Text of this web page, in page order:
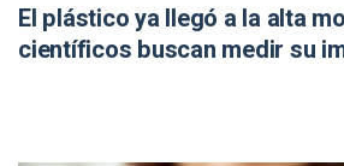
El plástico ya llegó a la alta
científicos buscan medir su